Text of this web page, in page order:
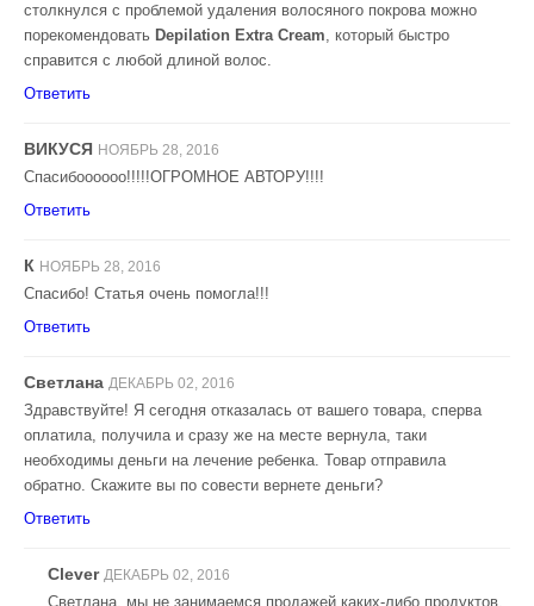
столкнулся с проблемой удаления волосяного покрова можно
порекомендовать Depilation Extra Cream, который быстро
справится с любой длиной волос.
Ответить
ВИКУСЯ НОЯБРЬ 28, 2016
Спасибоооооо!!!!!ОГРОМНОЕ АВТОРУ!!!!
Ответить
К НОЯБРЬ 28, 2016
Спасибо! Статья очень помогла!!!
Ответить
Светлана ДЕКАБРЬ 02, 2016
Здравствуйте! Я сегодня отказалась от вашего товара, сперва
оплатила, получила и сразу же на месте вернула, таки
необходимы деньги на лечение ребенка. Товар отправила
обратно. Скажите вы по совести вернете деньги?
Ответить
Clever ДЕКАБРЬ 02, 2016
Светлана, мы не занимаемся продажей каких-либо продуктов.